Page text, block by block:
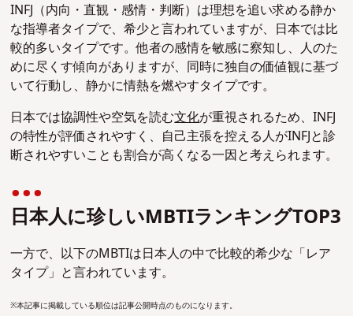
INFJ（内向・直観・感情・判断）は理想を追い求める静か
な指導者タイプで、希少と言われていますが、日本では比
較的多いタイプです。他者の感情を敏感に察知し、人のた
めに尽くす傾向がありますが、同時に独自の価値観に基づ
いて行動し、静かに情熱を燃やすタイプです。
日本では協調性や空気を読む文化が重視されるため、INFJ
の特性が評価されやすく、自己主張を控える人がINFJと診
断されやすいことも割合が高くなる一因と考えられます。
日本人に珍しいMBTIランキングTOP3
一方で、以下のMBTIは日本人の中で比較的希少な「レア
タイプ」と言われています。
※本記事に掲載している順位は記事公開時点のものになります。